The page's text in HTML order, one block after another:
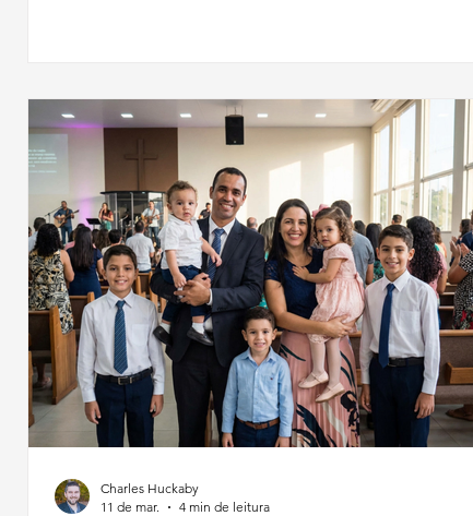
Charles Huckaby
11 de mar.
4 min de leitura